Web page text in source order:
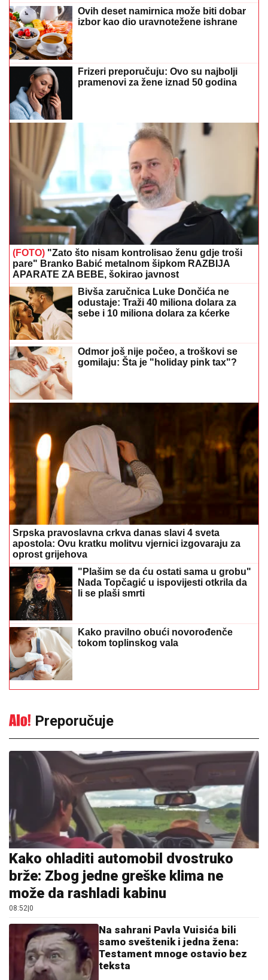
Ovih deset namirnica može biti dobar
izbor kao dio uravnotežene ishrane
Frizeri preporučuju: Ovo su najbolji
pramenovi za žene iznad 50 godina
(FOTO) "Zato što nisam kontrolisao ženu gdje troši
pare" Branko Babić metalnom šipkom RAZBIJA
APARATE ZA BEBE, šokirao javnost
Bivša zaručnica Luke Dončića ne
odustaje: Traži 40 miliona dolara za
sebe i 10 miliona dolara za kćerke
Odmor još nije počeo, a troškovi se
gomilaju: Šta je "holiday pink tax"?
Srpska pravoslavna crkva danas slavi 4 sveta
apostola: Ovu kratku molitvu vjernici izgovaraju za
oprost grijehova
"Plašim se da ću ostati sama u grobu"
Nada Topčagić u ispovijesti otkrila da
li se plaši smrti
Kako pravilno obući novorođenče
tokom toplinskog vala
Preporučuje
Kako ohladiti automobil dvostruko
brže: Zbog jedne greške klima ne
može da rashladi kabinu
08:52|0
Na sahrani Pavla Vuisića bili
samo sveštenik i jedna žena:
Testament mnoge ostavio bez
teksta